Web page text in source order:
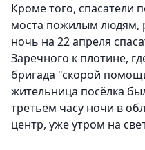
Кроме того, спасатели
моста пожилым людям,
ночь на 22 апреля
Заречного к плотине,
бригада "скорой
жительница посёлка
третьем часу ночи в
центр, уже утром на